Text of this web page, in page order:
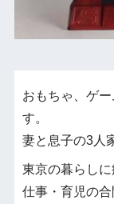
おもちゃ、ゲ
す。
妻と息子の3人
東京の暮らしに
仕事・育児の